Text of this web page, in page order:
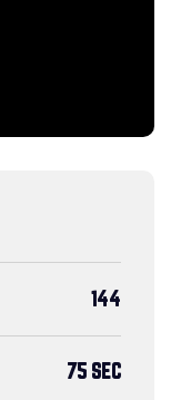
144
75 SEC